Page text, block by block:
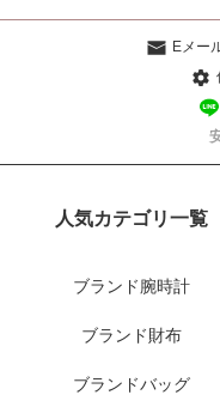
Eメー
人気カテゴリ一覧
ブランド腕時計
ブランド財布
ブランドバッグ